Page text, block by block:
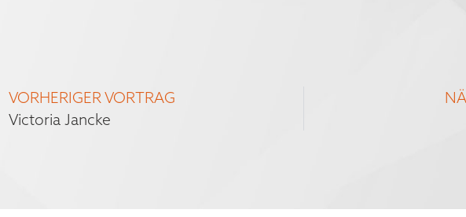
VORHERIGER VORTRAG
Victoria Jancke